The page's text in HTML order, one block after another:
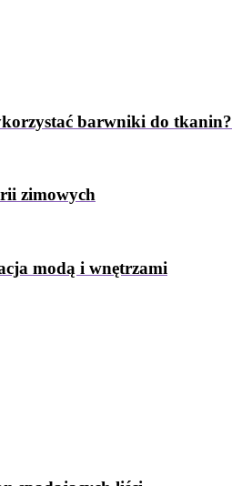
barwniki do tkanin?
zimowych
modą i wnętrzami